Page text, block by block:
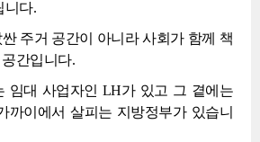
니다.
주거 공간이 아니라 사회가 함께 책
간입니다.
임대 사업자인 LH가 있고 그 곁에는
까이에서 살피는 지방정부가 있습니